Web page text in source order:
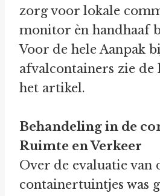
zorg voor lokale
monitor èn handhaaf
Voor de hele Aanpak
afvalcontainers zie de
het artikel.
Behandeling in de
Ruimte en Verkeer
Over de evaluatie
containertuintjes was